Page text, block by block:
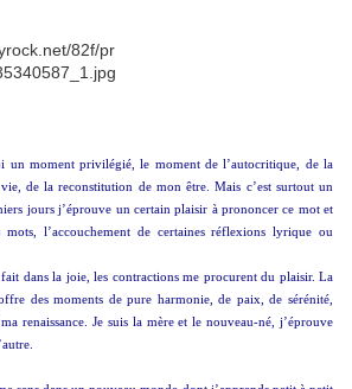
un moment privilégié, le moment de l’autocritique, de la
de la reconstitution de mon être. Mais c’est surtout un
jours j’éprouve un certain plaisir à prononcer ce mot et
l’accouchement de certaines réflexions lyrique ou
dans la joie, les contractions me procurent du plaisir. La
des moments de pure harmonie, de paix, de sérénité,
renaissance. Je suis la mère et le nouveau-né, j’éprouve